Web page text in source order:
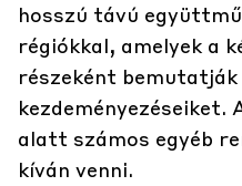
hosszú távú
régiókkal, amelyek a
részeként
kezdeményezéseiket.
alatt számos egyéb
kíván venni.